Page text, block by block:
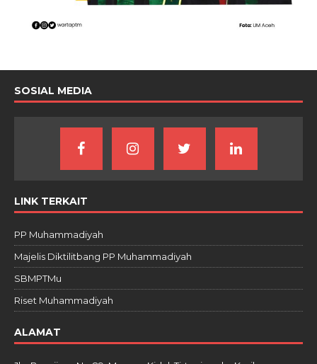
SOSIAL MEDIA
LINK TERKAIT
PP Muhammadiyah
Majelis Diktilitbang PP Muhammadiyah
SBMPTMu
Riset Muhammadiyah
ALAMAT